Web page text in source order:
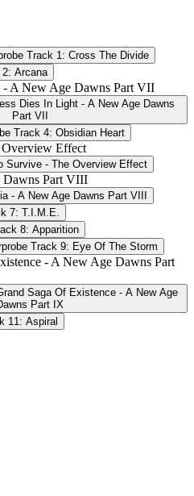
Track 1: Cross The Divide
2: Arcana
A New Age Dawns Part VII
Dies In Light - A New Age Dawns
Part VII
Track 4: Obsidian Heart
Effect
Survive - The Overview Effect
Dawns Part VIII
- A New Age Dawns Part VIII
7: T.I.M.E.
8: Apparition
Track 9: Eye Of The Storm
- A New Age Dawns Part
Saga Of Existence - A New Age
Part IX
11: Aspiral